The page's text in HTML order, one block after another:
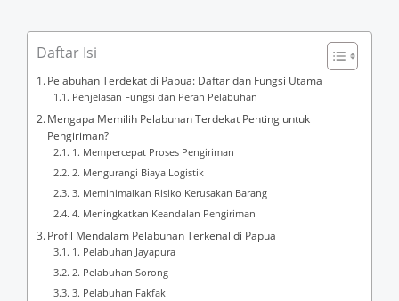
Daftar Isi
Pelabuhan Terdekat di Papua: Daftar dan Fungsi Utama
Penjelasan Fungsi dan Peran Pelabuhan
Mengapa Memilih Pelabuhan Terdekat Penting untuk
Pengiriman?
1. Mempercepat Proses Pengiriman
2. Mengurangi Biaya Logistik
3. Meminimalkan Risiko Kerusakan Barang
4. Meningkatkan Keandalan Pengiriman
Profil Mendalam Pelabuhan Terkenal di Papua
1. Pelabuhan Jayapura
2. Pelabuhan Sorong
3. Pelabuhan Fakfak